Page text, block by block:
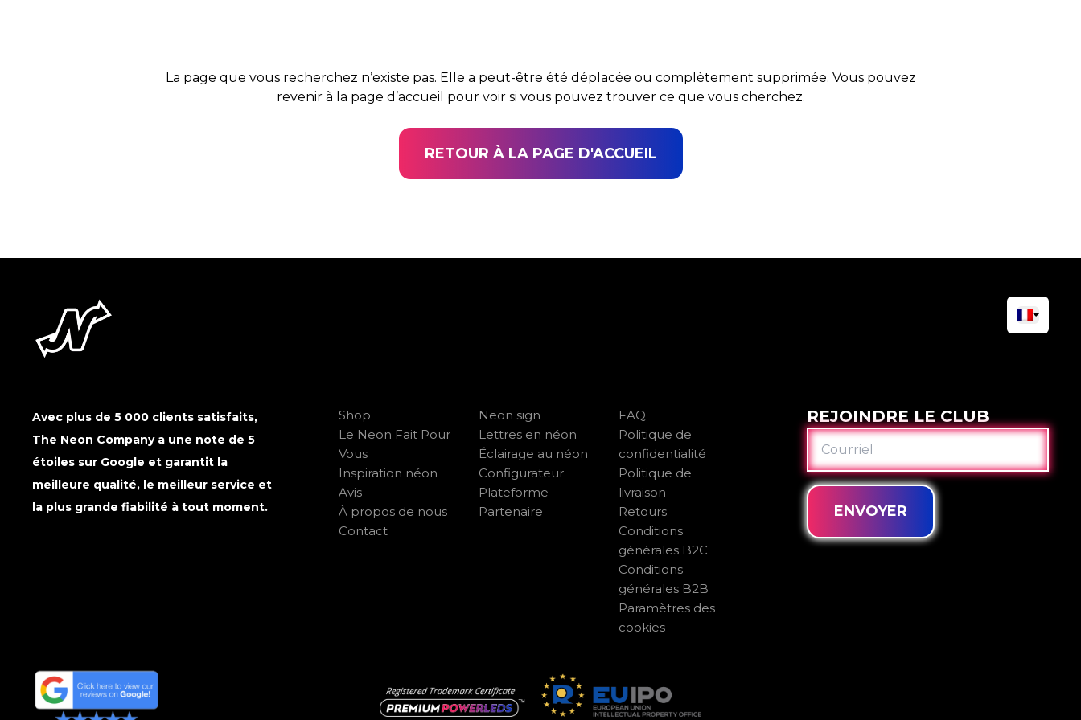
La page que vous recherchez n’existe pas. Elle a peut-être été déplacée ou complètement supprimée. Vous pouvez
revenir à la page d’accueil pour voir si vous pouvez trouver ce que vous cherchez.
RETOUR À LA PAGE D'ACCUEIL
Avec plus de 5 000 clients satisfaits,
The Neon Company a une note de 5
étoiles sur Google et garantit la
meilleure qualité, le meilleur service et
la plus grande fiabilité à tout moment.
Shop
Le Neon Fait Pour
Vous
Inspiration néon
Avis
À propos de nous
Contact
Neon sign
Lettres en néon
Éclairage au néon
Configurateur
Plateforme
Partenaire
FAQ
Politique de
confidentialité
Politique de
livraison
Retours
Conditions
générales B2C
Conditions
générales B2B
Paramètres des
cookies
REJOINDRE LE CLUB
COURRIEL
ENVOYER